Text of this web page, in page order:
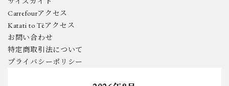
Carrefourアクセス
Katati to Tèアクセス
お問い合わせ
特定商取引法について
プライバシーポリシー